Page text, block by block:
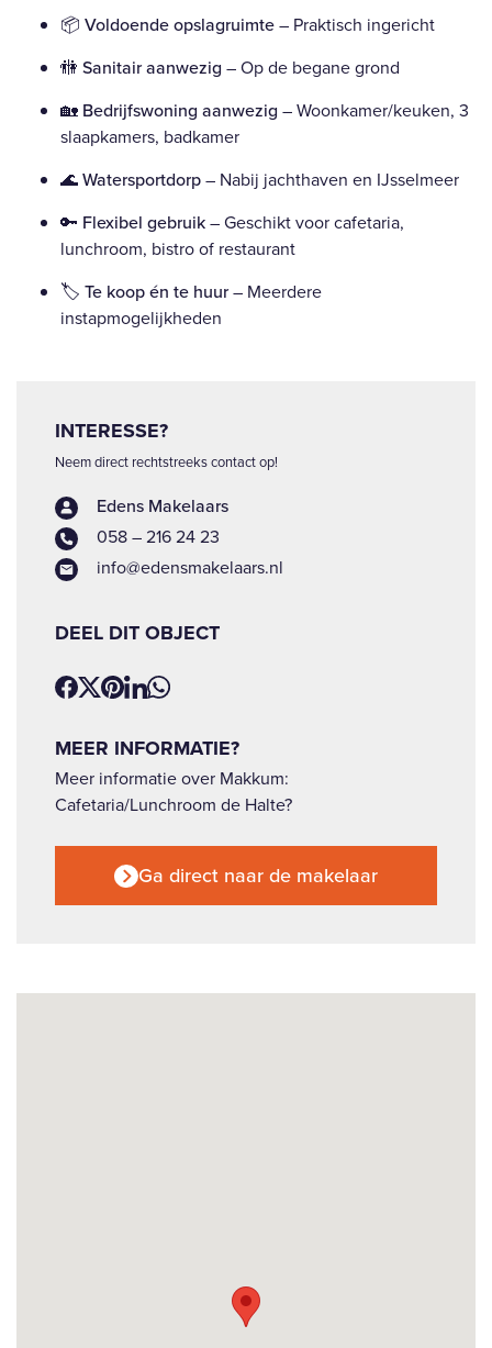
📦 Voldoende opslagruimte– Praktisch ingericht
🚻 Sanitair aanwezig – Op de begane grond
🏡 Bedrijfswoning aanwezig – Woonkamer/keuken, 3
slaapkamers, badkamer
🌊Watersportdorp– Nabij jachthaven en IJsselmeer
🔑 Flexibel gebruik– Geschikt voor cafetaria,
lunchroom, bistro of restaurant
🏷️ Te koop én te huur– Meerdere
instapmogelijkheden
INTERESSE?
Neem direct rechtstreeks contact op!
Edens Makelaars
058 – 216 24 23
info@edensmakelaars.nl
DEEL DIT OBJECT
MEER INFORMATIE?
Meer informatie over Makkum:
Cafetaria/Lunchroom de Halte?
Ga direct naar de makelaar